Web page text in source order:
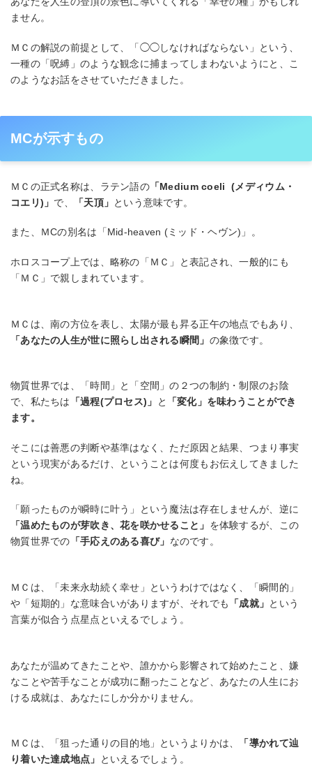
ません。
ＭＣの解説の前提として、「◯◯しなければならない」という、
一種の「呪縛」のような観念に捕まってしまわないようにと、こ
のようなお話をさせていただきました。
MCが示すもの
ＭＣの正式名称は、ラテン語の「Medium coeli (メディウム・
コエリ)」 で、 「天頂」 という意味です。
また、ＭCの別名は「Mid-heaven (ミッド・ヘヴン)」。
ホロスコープ上では、略称の「ＭＣ」と表記され、一般的にも
「ＭＣ」で親しまれています。
ＭＣは、南の方位を表し、太陽が最も昇る正午の地点でもあり、
「あなたの人生が世に照らし出される瞬間」 の象徴です。
物質世界では、「時間」と「空間」の２つの制約・制限のお陰
で、私たちは
「過程(プロセス)」 と
「変化」を味わうことができ
ます。
そこには善悪の判断や基準はなく、ただ原因と結果、つまり事実
という現実があるだけ、ということは何度もお伝えしてきました
ね。
「願ったものが瞬時に叶う」という魔法は存在しませんが、逆に
「温めたものが芽吹き、花を咲かせること」 を体験するが、この
物質世界での 「手応えのある喜び」 なのです。
ＭＣは、「未来永劫続く幸せ」というわけではなく、「瞬間的」
や「短期的」な意味合いがありますが、それでも
「成就」 という
言葉が似合う点星点といえるでしょう。
あなたが温めてきたことや、誰かから影響されて始めたこと、嫌
なことや苦手なことが成功に翻ったことなど、あなたの人生にお
ける成就は、あなたにしか分かりません。
ＭＣは、「狙った通りの目的地」というよりかは、
「導かれて辿
り着いた達成地点」
といえるでしょう。